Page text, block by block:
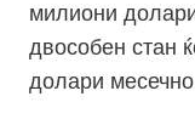
милиони
двособен стан
долари